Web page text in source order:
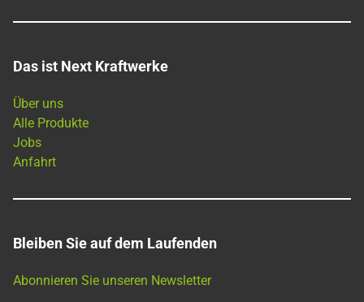
Das ist Next Kraftwerke
Über uns
Alle Produkte
Jobs
Anfahrt
Bleiben Sie auf dem Laufenden
Abonnieren Sie unseren Newsletter